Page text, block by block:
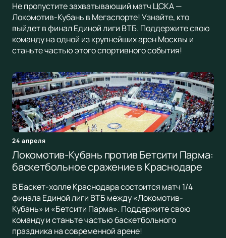
Не пропустите захватывающий матч ЦСКА —
Локомотив-Кубань в Мегаспорте! Узнайте, кто
выйдет в финал Единой лиги ВТБ. Поддержите свою
команду на одной из крупнейших арен Москвы и
станьте частью этого спортивного события!
24 апреля
Локомотив-Кубань против Бетсити Парма:
баскетбольное сражение в Краснодаре
В Баскет-холле Краснодара состоится матч 1/4
финала Единой лиги ВТБ между «Локомотив-
Кубань» и «Бетсити Парма». Поддержите свою
команду и станьте частью баскетбольного
праздника на современной арене!